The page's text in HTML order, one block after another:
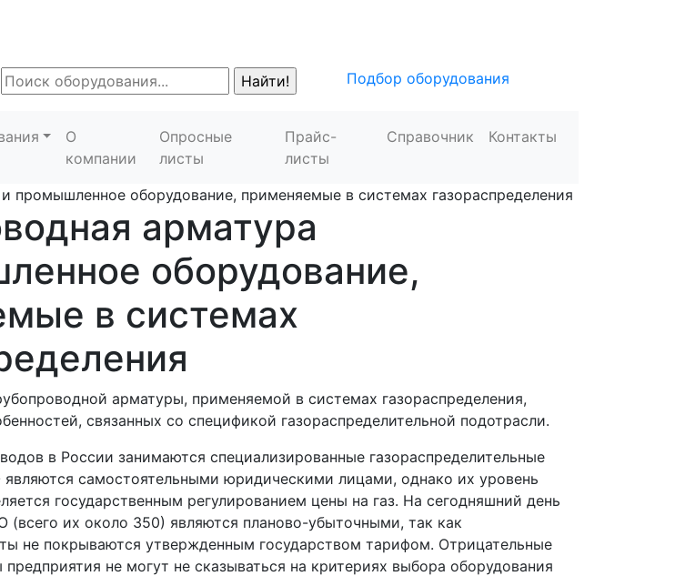
Подбор оборудования
О
компании
Опросные
листы
Прайс-
листы
Справочник Контакты
промышленное оборудование, применяемые в системах газораспределения
арматура
оборудование,
в системах
арматуры, применяемой в системах газораспределения,
связанных со спецификой газораспределительной подотрасли.
в России занимаются специализированные газораспределительные
самостоятельными юридическими лицами, однако их уровень
государственным регулированием цены на газ. На сегодняшний день
(всего их около 350) являются планово-убыточными, так как
не покрываются утвержденным государством тарифом. Отрицательные
не могут не сказываться на критериях выбора оборудования